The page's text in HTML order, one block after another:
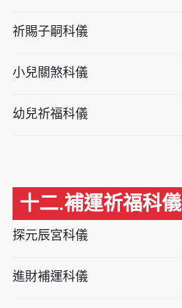
祈賜子嗣科儀
小兒關煞科儀
幼兒祈福科儀
十二.補運祈福科儀
探元辰宮科儀
進財補運科儀